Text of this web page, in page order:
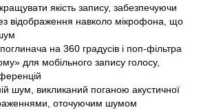
якість запису, забезпечуючи
відображення навколо мікрофона, що
на 360 градусів і поп-фільтра
для мобільного запису голосу,
шум, викликаний поганою акустичної
оточуючим шумом